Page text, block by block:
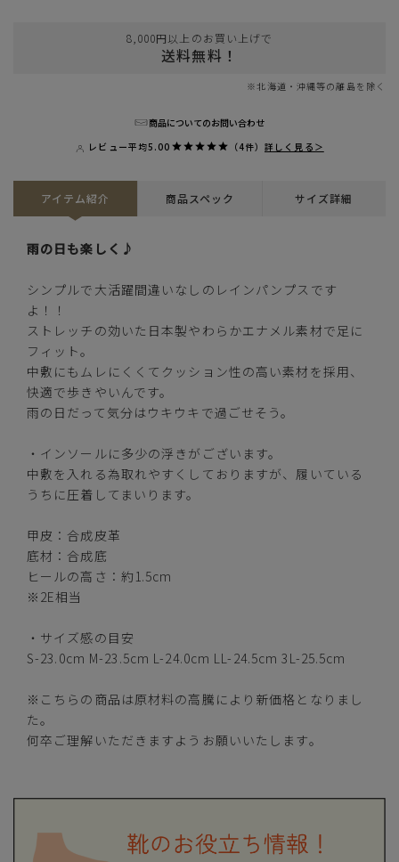
ブラック
M(23.5cm)
L(24.0cm)
LL(24.5cm)
3L(25.5cm)
ネイビー
S(23.0cm) カートに入れる
M(23.5cm) カートに入れる
8,000円以上のお買い上げで
送料無料！
※北海道・沖縄等の離島を除く
商品についてのお問い合わせ
レビュー平均5.00 （4件）詳しく見る＞
アイテム紹介 商品スペック サイズ詳細
雨の日も楽しく♪
シンプルで大活躍間違いなしのレインパンプスです
よ！！
ストレッチの効いた日本製やわらかエナメル素材で足に
フィット。
中敷にもムレにくくてクッション性の高い素材を採用、
快適で歩きやいんです。
雨の日だって気分はウキウキで過ごせそう。
・インソールに多少の浮きがございます。
中敷を入れる為取れやすくしておりますが、履いている
うちに圧着してまいります。
甲皮：合成皮革
底材：合成底
ヒールの高さ：約1.5cm
※2E相当
・サイズ感の目安
S-23.0cm M-23.5cm L-24.0cm LL-24.5cm 3L-25.5cm
※こちらの商品は原材料の高騰により新価格となりまし
た。
何卒ご理解いただきますようお願いいたします。